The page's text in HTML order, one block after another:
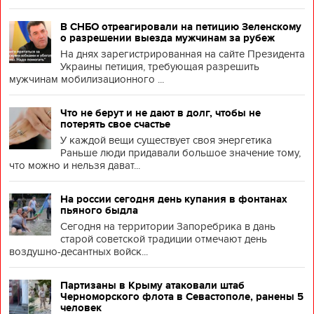
В СНБО отреагировали на петицию Зеленскому
о разрешении выезда мужчинам за рубеж
На днях зарегистрированная на сайте Президента
Украины петиция, требующая разрешить
мужчинам мобилизационного ...
Что не берут и не дают в долг, чтобы не
потерять свое счастье
У каждой вещи существует своя энергетика
Раньше люди придавали большое значение тому,
что можно и нельзя дават...
На россии сегодня день купания в фонтанах
пьяного быдла
Сегодня на территории Запоребрика в дань
старой советской традиции отмечают день
воздушно-десантных войск...
Партизаны в Крыму атаковали штаб
Черноморского флота в Севастополе, ранены 5
человек